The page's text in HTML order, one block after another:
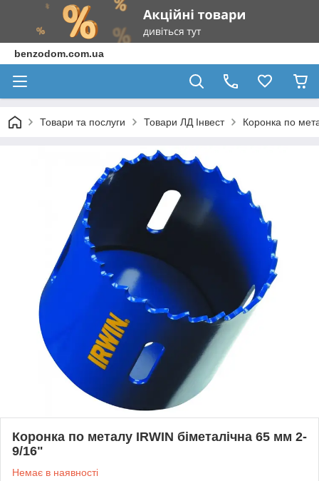
benzodom.com.ua
Товари та послуги Товари ЛД Інвест Коронка по
Коронка по металу IRWIN біметалічна 65 мм 2-
9/16"
Немає в наявності